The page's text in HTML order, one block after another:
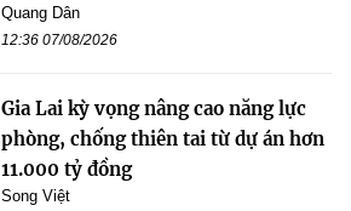
Quang Dân
12:36 07/08/2026
Gia Lai kỳ vọng nâng cao năng lực
phòng, chống thiên tai từ dự án hơn
11.000 tỷ đồng
Song Việt